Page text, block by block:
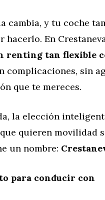
cambia, y tu coche
hacerlo. En
renting tan flexible
complicaciones, sin
que te mereces.
la elección
quieren movilidad
un nombre:
para conducir con